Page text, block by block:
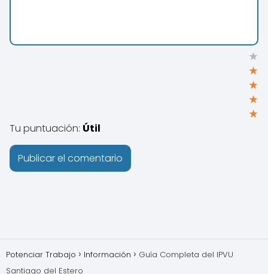
★
★
★
★
★
Tu puntuación: Útil
Potenciar Trabajo Información
Guía Completa del IPVU
Santiago del Estero